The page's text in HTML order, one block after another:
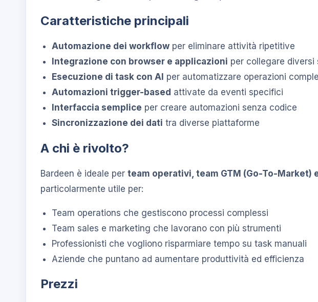
Caratteristiche principali
Automazione dei workflow per eliminare attività ripetitive
Integrazione con browser e applicazioni per collegare diversi
Esecuzione di task con AI per automatizzare operazioni
Automazioni trigger-based attivate da eventi specifici
Interfaccia semplice per creare automazioni senza codice
Sincronizzazione dei dati tra diverse piattaforme
A chi è rivolto?
Bardeen è ideale per team operativi, team GTM (Go-To-Market)
particolarmente utile per:
Team operations che gestiscono processi complessi
Team sales e marketing che lavorano con più strumenti
Professionisti che vogliono risparmiare tempo su task manuali
Aziende che puntano ad aumentare produttività ed efficienza
Prezzi